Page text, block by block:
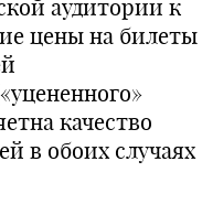
аудитории к
цены на билеты
качество
в обоих случаях